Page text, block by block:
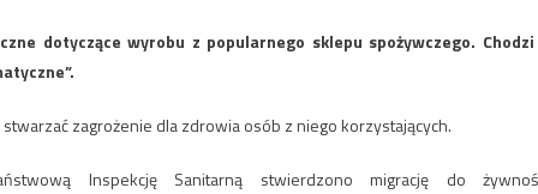
dotyczące wyrobu z popularnego sklepu spożywczego.
zagrożenie dla zdrowia osób z niego korzystających.
Inspekcję Sanitarną stwierdzono migrację do